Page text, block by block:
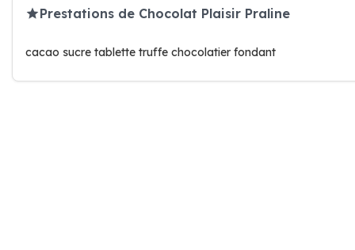
Prestations de Chocolat Plaisir Praline
cacao sucre tablette truffe chocolatier fondant